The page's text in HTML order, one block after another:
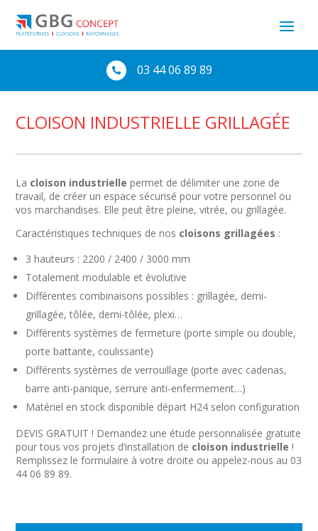
 03 44 06 89 89
CLOISON INDUSTRIELLE GRILLAGÉE
La cloison industrielle permet de délimiter une zone de
travail, de créer un espace sécurisé pour votre personnel ou
vos marchandises. Elle peut être pleine, vitrée, ou grillagée.
Caractéristiques techniques de nos cloisons grillagées :
3 hauteurs : 2200 / 2400 / 3000 mm
Totalement modulable et évolutive
Différentes combinaisons possibles : grillagée, demi-
grillagée, tôlée, demi-tôlée, plexi…
Différents systèmes de fermeture (porte simple ou double,
porte battante, coulissante)
Différents systèmes de verrouillage (porte avec cadenas,
barre anti-panique, serrure anti-enfermement…)
Matériel en stock disponible départ H24 selon configuration
DEVIS GRATUIT ! Demandez une étude personnalisée gratuite
pour tous vos projets d’installation de cloison industrielle !
Remplissez le formulaire à votre droite ou appelez-nous au 03
44 06 89 89.